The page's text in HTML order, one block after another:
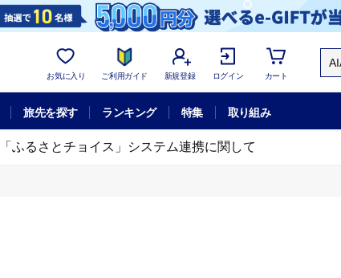
お気に入り ご利用ガイド 新規登録 ログイン カート
旅先を探す ランキング 特集 取り組み
「ふるさとチョイス」システム連携に関して